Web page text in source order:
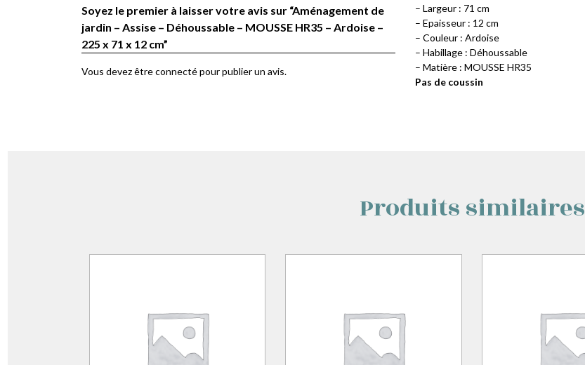
Soyez le premier à laisser votre avis sur “Aménagement de
jardin – Assise – Déhoussable – MOUSSE HR35 – Ardoise –
225 x 71 x 12 cm”
Vous devez êtreconnectépour publier un avis.
– Largeur : 71 cm
– Epaisseur : 12 cm
– Couleur : Ardoise
– Habillage : Déhoussable
– Matière : MOUSSE HR35
Pas de coussin
Produits similaires